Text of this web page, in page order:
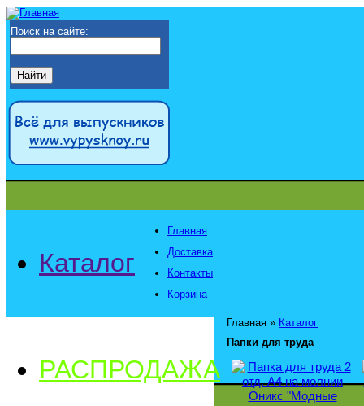
Поиск на сайте:
Каталог
Главная
Доставка
Контакты
Корзина
РАСПРОДАЖА
Главная » Каталог
Папки для труда